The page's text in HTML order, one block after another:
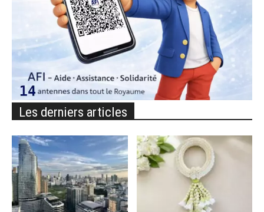
Les derniers articles